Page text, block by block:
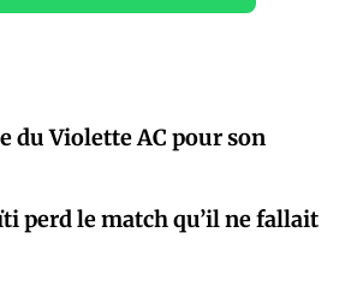
du Violette AC pour son
perd le match qu’il ne fallait